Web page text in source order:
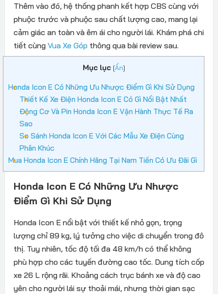
Thêm vào đó, hệ thống phanh kết hợp CBS cùng với
phuộc trước và phuộc sau chất lượng cao, mang lại
cảm giác an toàn và êm ái cho người lái. Khám phá chi
tiết cùng Vua Xe Gópthông qua bài review sau.
Mục lục [Ẩn]
Honda Icon E Có Những Ưu Nhược Điểm Gì Khi Sử Dụng
Thiết Kế Xe Điện Honda Icon E Có Gì Nổi Bật Nhất
Động Cơ Và Pin Honda Icon E Vận Hành Thực Tế Ra
Sao
So Sánh Honda Icon E Với Các Mẫu Xe Điện Cùng
Phân Khúc
Mua Honda Icon E Chính Hãng Tại Nam Tiến Có Ưu Đãi Gì
Honda Icon E Có Những Ưu Nhược
Điểm Gì Khi Sử Dụng
Honda Icon E nổi bật với thiết kế nhỏ gọn, trọng
lượng chỉ 89 kg, lý tưởng cho việc di chuyển trong đô
thị. Tuy nhiên, tốc độ tối đa 48 km/h có thể không
phù hợp cho các tuyến đường cao tốc. Dung tích cốp
xe 26 L rộng rãi. Khoảng cách trục bánh xe và độ cao
yên cho người lái sự thoải mái, nhưng thời gian sạc